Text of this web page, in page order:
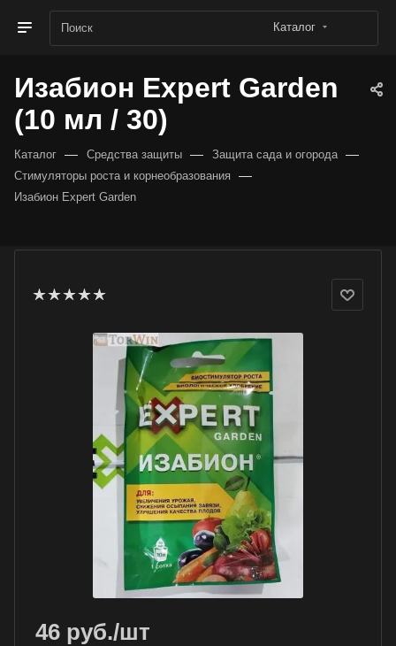
Каталог
Изабион Expert Garden
(10 мл / 30)
Каталог — Средства защиты — Защита сада и огорода —
Стимуляторы роста и корнеобразования —
Изабион Expert Garden
46 руб./шт